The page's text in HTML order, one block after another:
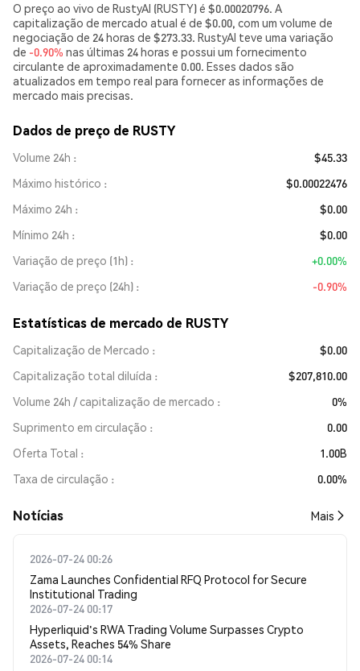
O preço ao vivo de RustyAI (RUSTY) é $0.00020796. A
capitalização de mercado atual é de $0.00, com um volume de
negociação de 24 horas de $273.33. RustyAI teve uma variação
de -0.90% nas últimas 24 horas e possui um fornecimento
circulante de aproximadamente 0.00. Esses dados são
atualizados em tempo real para fornecer as informações de
mercado mais precisas.
Dados de preço de RUSTY
Volume 24h
$45.33
Máximo histórico
$0.00022476
Máximo 24h
$0.00
Mínimo 24h
$0.00
Variação de preço (1h)
+0.00%
Variação de preço (24h)
-0.90%
Estatísticas de mercado de RUSTY
Capitalização de Mercado
$0.00
Capitalização total diluída
$207,810.00
Volume 24h / capitalização de mercado
0%
Suprimento em circulação
0.00
Oferta Total
1.00B
Taxa de circulação
0.00%
​​Notícias​​ Mais
2026-07-24 00:26
Zama Launches Confidential RFQ Protocol for Secure
Institutional Trading
2026-07-24 00:17
Hyperliquid's RWA Trading Volume Surpasses Crypto
Assets, Reaches 54% Share
2026-07-24 00:14